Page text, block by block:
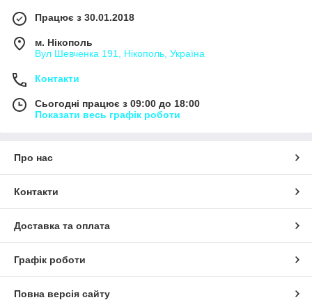
Працює з 30.01.2018
м. Нікополь
Вул Шевченка 191, Нікополь, Україна
Контакти
Сьогодні працює з 09:00 до 18:00
Показати весь графік роботи
Про нас
Контакти
Доставка та оплата
Графік роботи
Повна версія сайту